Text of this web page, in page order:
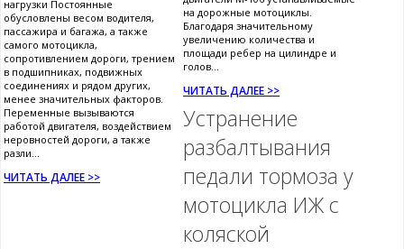
нагрузки Постоянные
обусловлены весом водителя,
пассажира и багажа, а также
самого мотоцикла,
сопротивлением дороги, трением
в подшипниках, подвижных
соединениях и рядом других,
менее значительных факторов.
Переменные вызываются
работой двигателя, воздействием
неровностей дороги, а также
разли...
ЧИТАТЬ ДАЛЕЕ >>
на дорожные мотоциклы.
Благодаря значительному
увеличению количества и
площади ребер на цилиндре и
голов...
ЧИТАТЬ ДАЛЕЕ >>
Устранение
разбалтывания
педали тормоза у
мотоцикла ИЖ с
коляской